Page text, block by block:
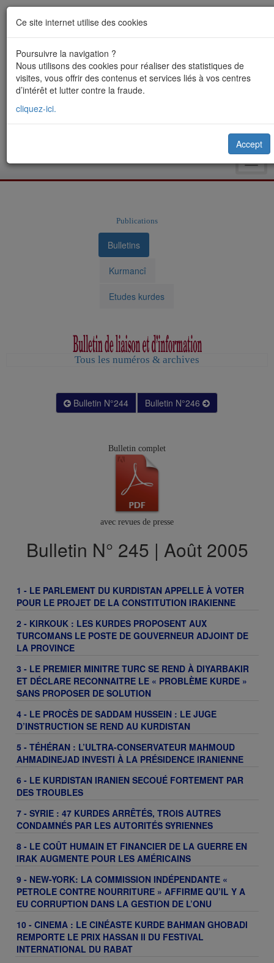
Publications
Bulletins
Kurmancî
Etudes kurdes
Tous les numéros & archives
Bulletin N°244 Bulletin N°246
Bulletin complet
avec revues de presse
Bulletin N° 245 | Août 2005
1 - LE PARLEMENT DU KURDISTAN APPELLE À VOTER
POUR LE PROJET DE LA CONSTITUTION IRAKIENNE
2 - KIRKOUK : LES KURDES PROPOSENT AUX
TURCOMANS LE POSTE DE GOUVERNEUR ADJOINT DE
LA PROVINCE
3 - LE PREMIER MINITRE TURC SE REND À DIYARBAKIR
ET DÉCLARE RECONNAITRE LE « PROBLÈME KURDE »
SANS PROPOSER DE SOLUTION
4 - LE PROCÈS DE SADDAM HUSSEIN : LE JUGE
D’INSTRUCTION SE REND AU KURDISTAN
5 - TÉHÉRAN : L’ULTRA-CONSERVATEUR MAHMOUD
AHMADINEJAD INVESTI À LA PRÉSIDENCE IRANIENNE
6 - LE KURDISTAN IRANIEN SECOUÉ FORTEMENT PAR
DES TROUBLES
7 - SYRIE : 47 KURDES ARRÊTÉS, TROIS AUTRES
CONDAMNÉS PAR LES AUTORITÉS SYRIENNES
8 - LE COÛT HUMAIN ET FINANCIER DE LA GUERRE EN
IRAK AUGMENTE POUR LES AMÉRICAINS
9 - NEW-YORK: LA COMMISSION INDÉPENDANTE «
PETROLE CONTRE NOURRITURE » AFFIRME QU’IL Y A
EU CORRUPTION DANS LA GESTION DE L’ONU
10 - CINEMA : LE CINÉASTE KURDE BAHMAN GHOBADI
REMPORTE LE PRIX HASSAN II DU FESTIVAL
INTERNATIONAL DU RABAT
Ce site internet utilise des cookies
Poursuivre la navigation ?
Nous utilisons des cookies pour réaliser des statistiques de
visites, vous offrir des contenus et services liés à vos centres
d’intérêt et lutter contre la fraude.
cliquez-ici.
Accept